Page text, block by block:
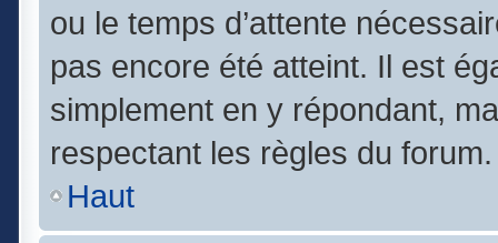
ou le temps d’attente
pas encore été atteint. Il est
simplement en y répondant,
respectant les règles du forum.
Haut